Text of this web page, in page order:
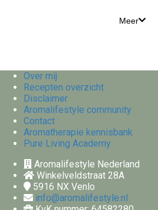
Meer
Over mij
Recepten overzicht
Disclaimer
Aromalifestyle community
Contact
Aromatherapie kennisbank
Pure Living Academy
Aromalifestyle Nederland
Winkelveldstraat 28A
5916 NX Venlo
info@aromalifestyle.nl